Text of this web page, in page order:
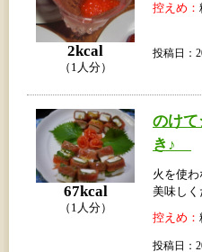
2kcal
（1人分）
控えめ：
投稿日：
67kcal
（1人分）
のけ
き♪
火を使
美味しく
控えめ：
投稿日：